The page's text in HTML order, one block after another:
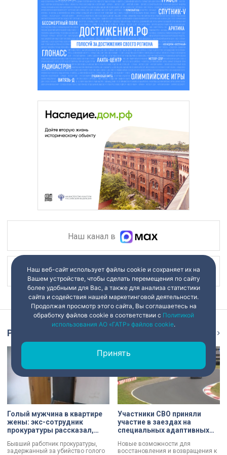
Наш канал в
Наш канал в
Репортаж
Голый мужчина в квартире
жены: экс-сотрудник
прокуратуры рассказал,
Бывший работник прокуратуры,
задержанный за убийство голого
Участники СВО приняли
участие в заездах на
специальных адаптивных
Новые возможности для
восстановления и возвращения к
Наш веб-сайт использует файлы cookie и сохраняет их на
Вашем устройстве, чтобы сделать перемещения по сайту
более удобными для Вас, а также для анализа статистики
сайта и содействия нашей маркетинговой деятельности.
Продолжая просмотр этого сайта, Вы соглашаетесь на
обработку файлов cookie в соответствии с Политикой
использования АО «ГАТР» файлов cookie.
Принять